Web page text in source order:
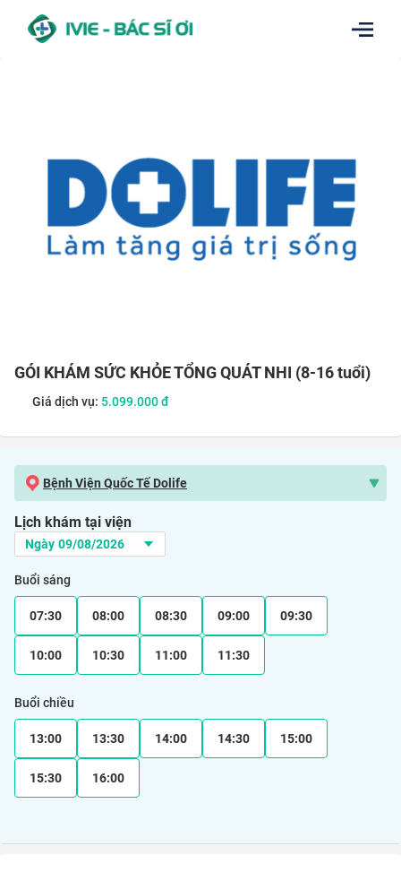
GÓI KHÁM SỨC KHỎE TỔNG QUÁT NHI (8-16 tuổi)
Giá dịch vụ: 5.099.000đ
Bệnh Viện Quốc Tế Dolife
Lịch khám tại viện
Buổi sáng
07:30 08:00 08:30 09:00 09:30
10:00 10:30 11:00 11:30
Buổi chiều
13:00 13:30 14:00 14:30 15:00
15:30 16:00